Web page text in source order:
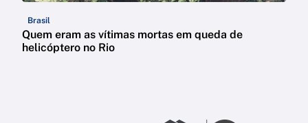
Brasil
Quem eram as vítimas mortas em queda de
helicóptero no Rio